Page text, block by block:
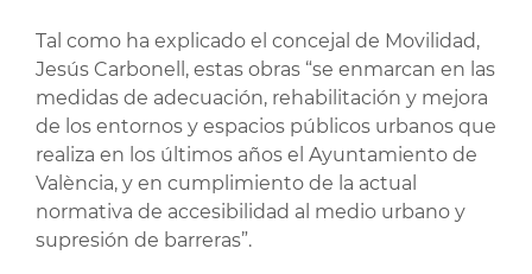
Tal como ha explicado el concejal de Movilidad,
Jesús Carbonell, estas obras “se enmarcan en las
medidas de adecuación, rehabilitación y mejora
de los entornos y espacios públicos urbanos que
realiza en los últimos años el Ayuntamiento de
València, y en cumplimiento de la actual
normativa de accesibilidad al medio urbano y
supresión de barreras”.